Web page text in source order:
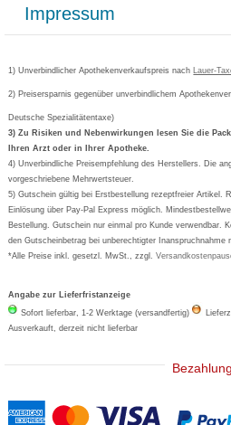
AGB
Cookie-Einstellungen
Vertrag widerrufen
Versandkosten
Bestellschein ausfüllen
Newsletteranmeldung
Gutschein und Rabatte
Kundenbewertung
Grippostad
Bepanthen
Formoline
Wick
Eucerin
Basica
Impressum
1) Unverbindlicher Apothekenverkaufspreis nach Lauer-
2) Preisersparnis gegenüber unverbindlichem
Deutsche Spezialitätentaxe)
3) Zu Risiken und Nebenwirkungen lesen Sie die
Ihren Arzt oder in Ihrer Apotheke.
4) Unverbindliche Preisempfehlung des Herstellers. Die
vorgeschriebene Mehrwertsteuer.
5) Gutschein gültig bei Erstbestellung rezeptfreier Artikel.
Einlösung über Pay-Pal Express möglich.
Bestellung. Gutschein nur einmal pro Kunde verwendbar.
den Gutscheinbetrag bei unberechtigter Inanspruchnahme
*Alle Preise inkl. gesetzl. MwSt., zzgl.
Angabe zur Lieferfristanzeige
Sofort lieferbar, 1-2 Werktage (versandfertig)
Ausverkauft, derzeit nicht lieferbar
Bezahlung